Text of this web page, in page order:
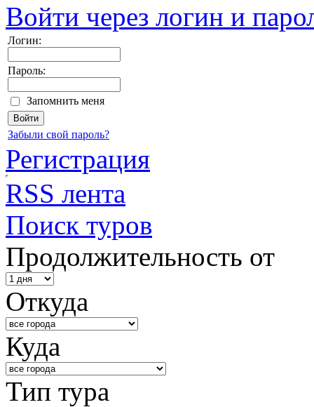
Войти через логин и
Логин:
Пароль:
Запомнить меня
Забыли свой пароль?
Регистрация
RSS лента
Поиск туров
Продолжительность от
Откуда
Куда
Тип тура